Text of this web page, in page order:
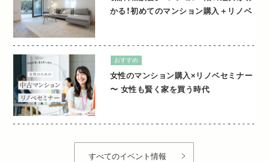
かる！初めてのマンション購入＋リノベ
おすすめ
女性のマンション購入×リノベセミナー
〜 女性も賢く家を買う時代
すべてのイベント情報